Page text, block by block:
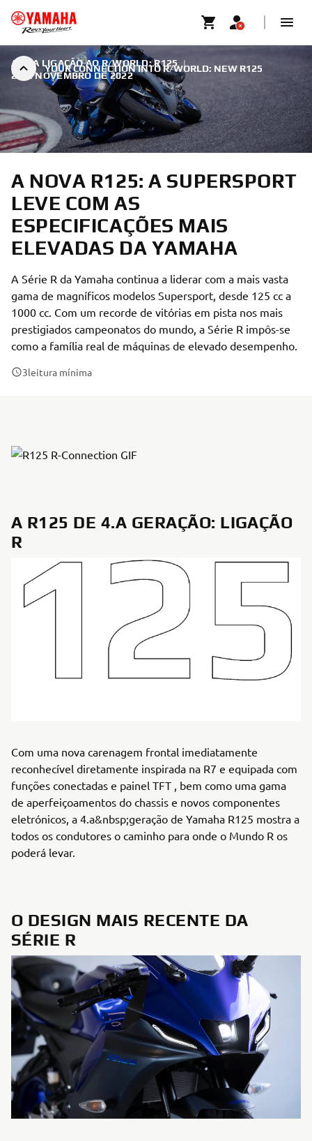
YOUR CONNECTION INTO R/WORLD: NEW R125
A TUA LIGAÇÃO AO R/WORLD: R125
|
2 DE NOVEMBRO DE 2022
A NOVA R125: A SUPERSPORT
LEVE COM AS
ESPECIFICAÇÕES MAIS
ELEVADAS DA YAMAHA
A Série R da Yamaha continua a liderar com a mais vasta
gama de magníficos modelos Supersport, desde 125 cc a
1000 cc. Com um recorde de vitórias em pista nos mais
prestigiados campeonatos do mundo, a Série R impôs-se
como a família real de máquinas de elevado desempenho.
3leitura mínima
A R125 DE 4.A GERAÇÃO: LIGAÇÃO
R
Com uma nova carenagem frontal imediatamente
reconhecível diretamente inspirada na R7 e equipada com
funções conectadas e painel TFT , bem como uma gama
de aperfeiçoamentos do chassis e novos componentes
eletrónicos, a 4.a&nbsp;geração de Yamaha R125 mostra a
todos os condutores o caminho para onde o Mundo R os
poderá levar.
O DESIGN MAIS RECENTE DA
SÉRIE R